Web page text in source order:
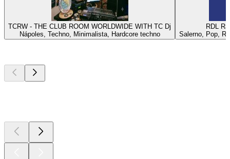
TCRW - THE CLUB ROOM WORLDWIDE WITH TC Dj
Nápoles, Techno, Minimalista, Hardcore techno
RDL
Salerno, Pop,